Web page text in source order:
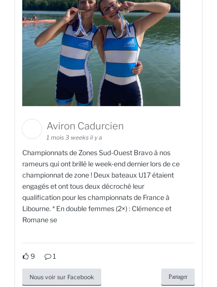
Aviron Cadurcien
1 mois 3 weeks il y a
Championnats de Zones Sud-Ouest Bravo à nos
rameurs qui ont brillé le week-end dernier lors de ce
championnat de zone ! Deux bateaux U17 étaient
engagés et ont tous deux décroché leur
qualification pour les championnats de France à
Libourne. * En double femmes (2×) : Clémence et
Romane se
9 1
Nous voir sur Facebook Partager